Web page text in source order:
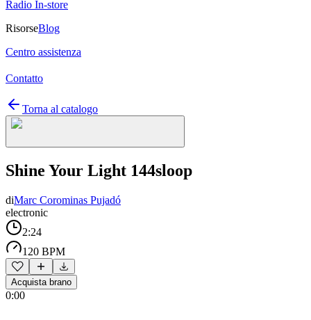
Radio In-store
RisorseBlog
Centro assistenza
Contatto
Torna al catalogo
Shine Your Light 144sloop
diMarc Corominas Pujadó
electronic
2:24
120 BPM
Acquista brano
0:00